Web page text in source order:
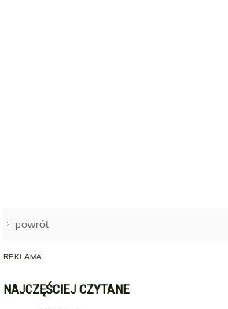
powrót
REKLAMA
NAJCZĘŚCIEJ CZYTANE